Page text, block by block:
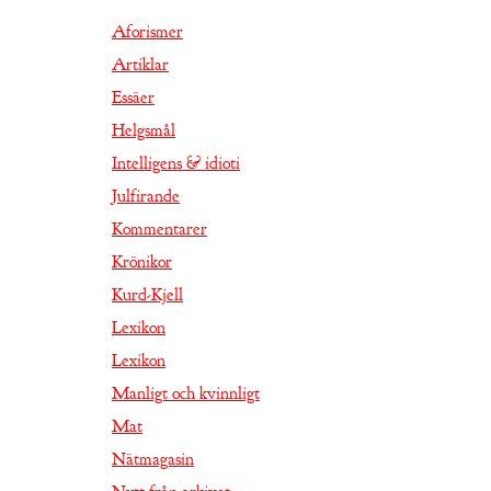
Aforismer
Artiklar
Essäer
Helgsmål
Intelligens & idioti
Julfirande
Kommentarer
Krönikor
Kurd-Kjell
Lexikon
Lexikon
Manligt och kvinnligt
Mat
Nätmagasin